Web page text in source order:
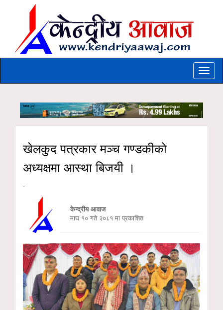
Toggle
खेलकुद पत्रकार मञ्च गण्डकीको
अध्यक्षमा आस्था बिजयी ।
-
केन्द्रीय आवाज
माघ १० गते २०८१ मा प्रकाशित